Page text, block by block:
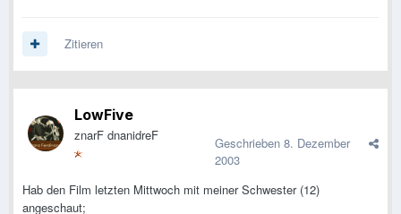
Zitieren
LowFive
znarF dnanidreF Geschrieben 8. Dezember
2003
Hab den Film letzten Mittwoch mit meiner Schwester (12)
angeschaut;